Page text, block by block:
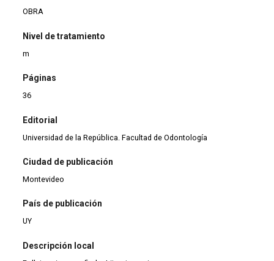
OBRA
Nivel de tratamiento
m
Páginas
36
Editorial
Universidad de la República. Facultad de Odontología
Ciudad de publicación
Montevideo
País de publicación
UY
Descripción local